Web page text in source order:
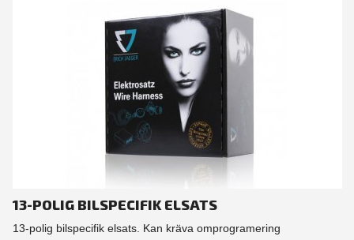
13-POLIG BILSPECIFIK ELSATS
13-polig bilspecifik elsats. Kan kräva omprogramering